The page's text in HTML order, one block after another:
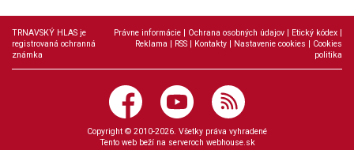
TRNAVSKÝ HLAS je
registrovaná ochranná
známka
Právne informácie Ochrana osobných údajov Etický kódex
Reklama
RSS Kontakty Nastavenie cookies
Cookies
politika
Copyright © 2010-2026. Všetky práva vyhradené
Tento web beží na serveroch webhouse.sk